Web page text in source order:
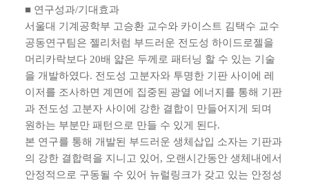
■ 연구성과/기대효과
서울대 기계공학부 고승환 교수와 카이스트 김택수 교수
공동연구팀은 젤리처럼 부드러운 전도성 하이드로젤을
머리카락보다 20배 얇은 두께로 패터닝 할 수 있는 기술
을 개발하였다. 전도성 고분자와 투명한 기판 사이에 레
이저를 조사하면 계면에 집중된 광열 에너지를 통해 기판
과 전도성 고분자 사이에 강한 결합이 만들어지게 되며
원하는 부분만 패턴으로 만들 수 있게 된다.
본 연구를 통해 개발된 부드러운 생체삽입 소자는 기판과
의 강한 결합력을 지니고 있어, 오랜시간동안 생체내에서
안정적으로 구동될 수 있어 뉴럴링크가 갖고 있는 안정성